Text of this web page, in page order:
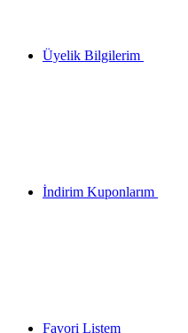
Üyelik Bilgilerim
İndirim Kuponlarım
Favori Listem